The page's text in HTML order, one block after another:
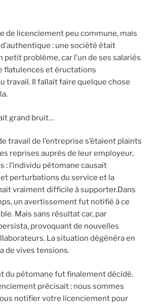
de licenciement peu commune, mais
d’authentique : une société était
petit problème, car l’un de ses salariés
flatulences et éructations
travail. Il fallait faire quelque chose
grand bruit…
travail de l’entreprise s’étaient plaints
reprises auprès de leur employeur,
: l’individu pétomane causait
perturbations du service et la
vraiment difficile à supporter.Dans
un avertissement fut notifié à ce
Mais sans résultat car, par
provoquant de nouvelles
La situation dégénéra en
de vives tensions.
du pétomane fut finalement décidé.
précisait : nous sommes
notifier votre licenciement pour